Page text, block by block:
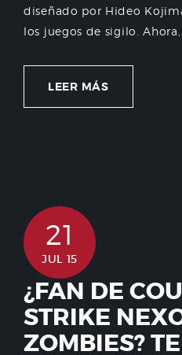
diseñado por Hideo
los juegos de sigilo.
LEER MÁS
21
JUL 15
¿FAN DE
STRIKE
ZOMBIES?